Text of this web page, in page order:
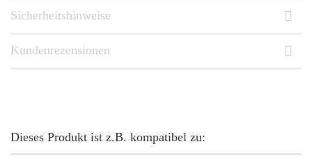
Sicherheitshinweise
Kundenrezensionen
Dieses Produkt ist z.B. kompatibel zu: